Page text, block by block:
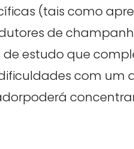
(tais como
de
estudo que
com